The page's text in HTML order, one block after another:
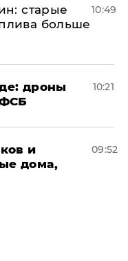
старые
больше
10:49
дроны
10:21
и
дома,
09:52